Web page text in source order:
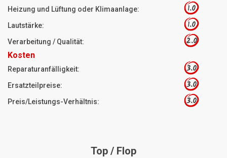
Heizung und Lüftung oder Klimaanlage: 1.0
Lautstärke: 1.0
Verarbeitung / Qualität: 2.0
Kosten
Reparaturanfälligkeit: 3.0
Ersatzteilpreise: 3.0
Preis/Leistungs-Verhältnis: 3.0
Top / Flop